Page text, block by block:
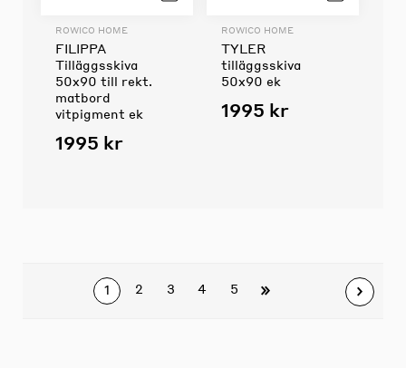
ROWICO HOME
FILIPPA
Tilläggsskiva
50x90 till rekt.
matbord
vitpigment ek
1995 kr
ROWICO HOME
TYLER
tilläggsskiva
50x90 ek
1995 kr
1 2 3 4 5